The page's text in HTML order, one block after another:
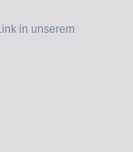
in unserem